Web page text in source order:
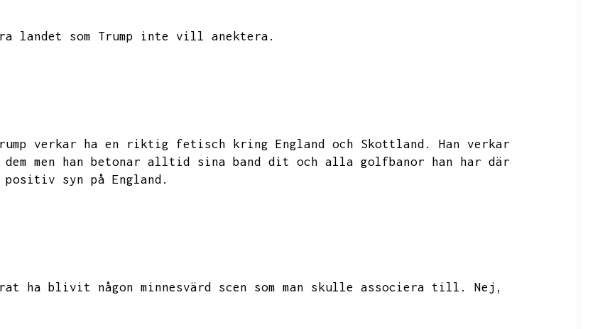
landet som Trump inte vill anektera.
verkar ha en riktig fetisch kring England och Skottland.
Han verkar
men han betonar alltid sina band dit och alla golfbanor han har där
syn på England.
ha blivit någon minnesvärd scen som man skulle associera till. Nej,